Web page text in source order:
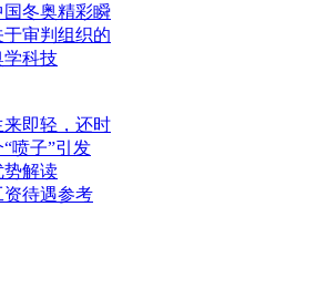
国冬奥精彩瞬
审判组织的
学科技
即轻，还时
喷子”引发
势解读
资待遇参考